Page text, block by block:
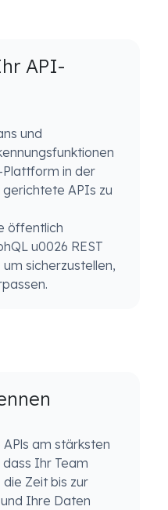
API-
und
in der
APIs zu
öffentlich
u0026 REST
sicherzustellen,
APls am stärksten
Ihr Team
Zeit bis zur
Ihre Daten